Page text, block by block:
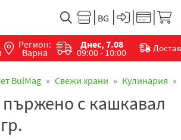
Регион:
Варна
Днес, 7.08
09:00 - 10:00
BulMag Свежи храни Кулинария
с кашкавал